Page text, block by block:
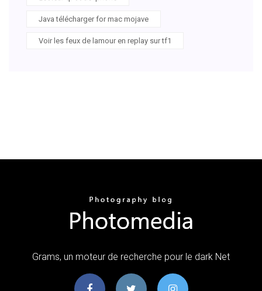
Java télécharger for mac mojave
Voir les feux de lamour en replay sur tf1
Grams, un moteur de recherche pour le dark Net